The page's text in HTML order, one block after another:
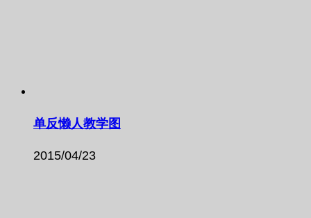
单反懒人教学图
2015/04/23